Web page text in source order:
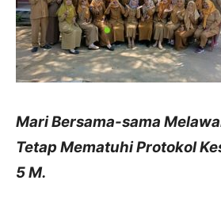
Mari Bersama-sama
Tetap Mematuhi Protokol
5 M.